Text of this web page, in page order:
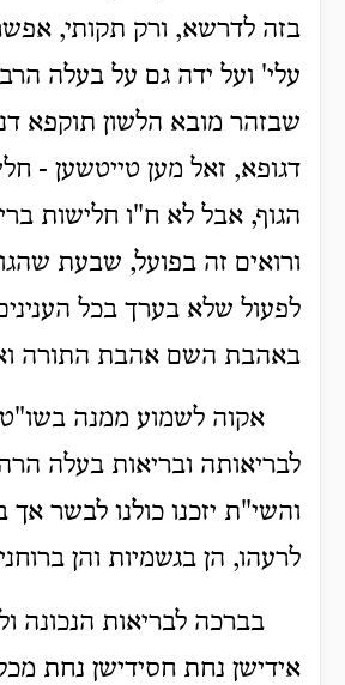
בזה לדרשא, ורק תקותי,
עלי' ועל ידה גם על בעלה
שבזהר מובא הלשון תוקפא
דגופא, זאל מען טייטשען -
הגוף, אבל לא ח"ו חלישות
ורואים זה בפועל, שבעת
לפעול שלא בערך בכל
באהבת השם אהבת התורה
אקוה לשמוע ממנה בשו"ט
לבריאותה ובריאות בעלה
והשי"ת יזכנו כולנו לבשר
לרעהו, הן בגשמיות והן
בברכה לבריאות הנכונה
אידישן נחת חסידישן נחת